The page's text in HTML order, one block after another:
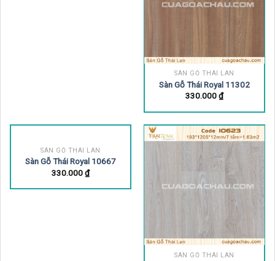
330.000 ₫
SÀN GỖ THÁI LAN
Sàn Gỗ Thái Royal 10623
330.000